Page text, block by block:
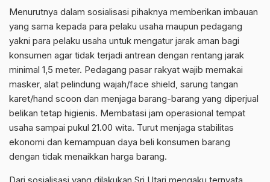
Menurutnya dalam sosialisasi pihaknya memberikan imbauan
yang sama kepada para pelaku usaha maupun pedagang
yakni para pelaku usaha untuk mengatur jarak aman bagi
konsumen agar tidak terjadi antrean dengan rentang jarak
minimal 1,5 meter. Pedagang pasar rakyat wajib memakai
masker, alat pelindung wajah/face shield, sarung tangan
karet/hand scoon dan menjaga barang-barang yang diperjual
belikan tetap higienis. Membatasi jam operasional tempat
usaha sampai pukul 21.00 wita. Turut menjaga stabilitas
ekonomi dan kemampuan daya beli konsumen barang
dengan tidak menaikkan harga barang.